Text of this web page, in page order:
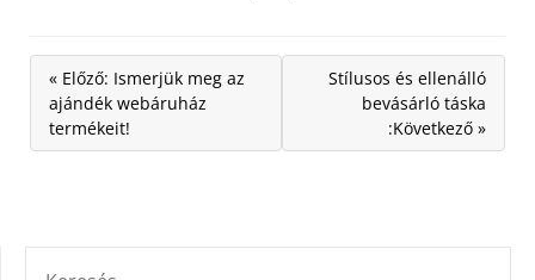
« Előző: Ismerjük meg az
ajándék webáruház
termékeit!
Stílusos és ellenálló
bevásárló táska
:Következő »